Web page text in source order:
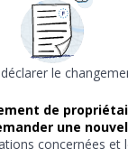
le
de
une
concernées et